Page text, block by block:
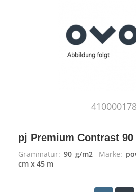
pj Premium Contrast 90
Grammatur: 90 g/m2 Marke:
cm x 45 m